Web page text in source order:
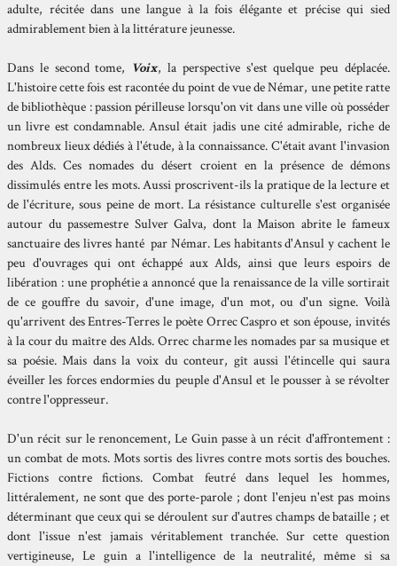
adulte, récitée dans une langue à la fois élégante et précise qui sied
admirablement bien à la littérature jeunesse.
Dans le second tome, Voix, la perspective s'est quelque peu déplacée.
L'histoire cette fois est racontée du point de vue de Némar, une petite ratte
de bibliothèque : passion périlleuse lorsqu'on vit dans une ville où posséder
un livre est condamnable. Ansul était jadis une cité admirable, riche de
nombreux lieux dédiés à l'étude, à la connaissance. C'était avant l'invasion
des Alds. Ces nomades du désert croient en la présence de démons
dissimulés entre les mots. Aussi proscrivent-ils la pratique de la lecture et
de l'écriture, sous peine de mort. La résistance culturelle s'est organisée
autour du passemestre Sulver Galva, dont la Maison abrite le fameux
sanctuaire des livres hanté par Némar. Les habitants d'Ansul y cachent le
peu d'ouvrages qui ont échappé aux Alds, ainsi que leurs espoirs de
libération : une prophétie a annoncé que la renaissance de la ville sortirait
de ce gouffre du savoir, d'une image, d'un mot, ou d'un signe. Voilà
qu'arrivent des Entres-Terres le poète Orrec Caspro et son épouse, invités
à la cour du maître des Alds. Orrec charme les nomades par sa musique et
sa poésie. Mais dans la voix du conteur, gît aussi l'étincelle qui saura
éveiller les forces endormies du peuple d'Ansul et le pousser à se révolter
contre l'oppresseur.
D'un récit sur le renoncement, Le Guin passe à un récit d'affrontement :
un combat de mots. Mots sortis des livres contre mots sortis des bouches.
Fictions contre fictions. Combat feutré dans lequel les hommes,
littéralement, ne sont que des porte-parole ; dont l'enjeu n'est pas moins
déterminant que ceux qui se déroulent sur d'autres champs de bataille ; et
dont l'issue n'est jamais véritablement tranchée. Sur cette question
vertigineuse, Le guin a l'intelligence de la neutralité, même si sa